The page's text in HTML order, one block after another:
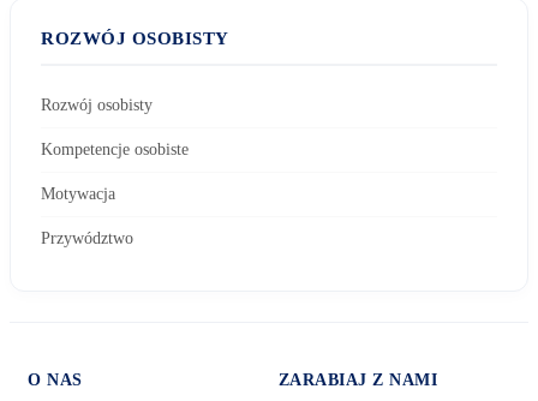
ROZWÓJ OSOBISTY
Rozwój osobisty
Kompetencje osobiste
Motywacja
Przywództwo
O NAS
ZARABIAJ Z NAMI